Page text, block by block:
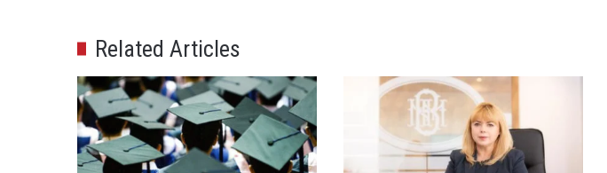
Related Articles